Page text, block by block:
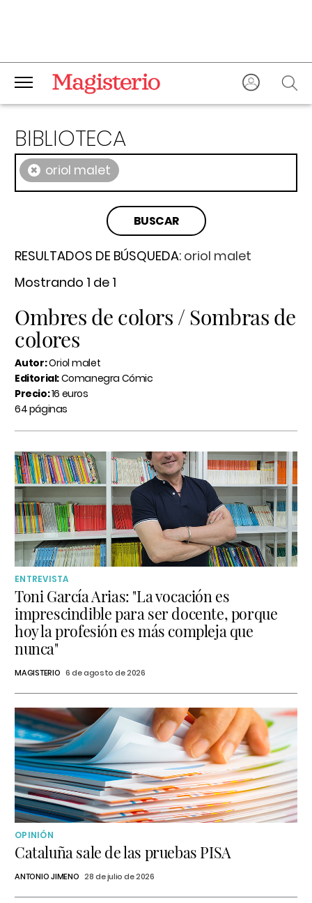
BIBLIOTECA
× oriol malet
RESULTADOS DE BÚSQUEDA: oriol malet
Mostrando 1 de 1
Ombres de colors / Sombras de
colores
Autor:Oriol malet
Editorial:Comanegra Cómic
Precio:16 euros
64 páginas
ENTREVISTA
Toni García Arias: "La vocación es
imprescindible para ser docente, porque
hoy la profesión es más compleja que
nunca"
MAGISTERIO 6 de agosto de 2026
OPINIÓN
Cataluña sale de las pruebas PISA
ANTONIO JIMENO 28 de julio de 2026